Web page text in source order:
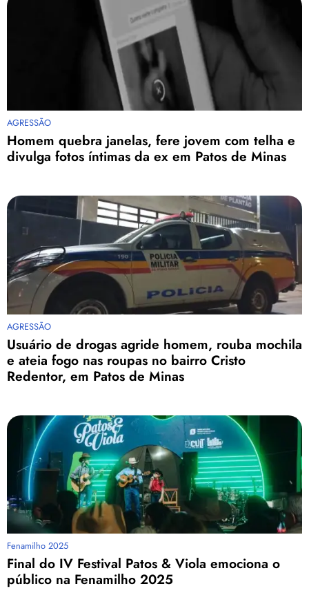
AGRESSÃO
Homem quebra janelas, fere jovem com telha e
divulga fotos íntimas da ex em Patos de Minas
AGRESSÃO
Usuário de drogas agride homem, rouba mochila
e ateia fogo nas roupas no bairro Cristo
Redentor, em Patos de Minas
Fenamilho 2025
Final do IV Festival Patos & Viola emociona o
público na Fenamilho 2025